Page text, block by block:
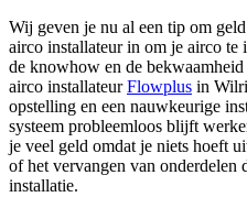
Wij geven je nu al een tip om
airco installateur in om je airco te
de knowhow en de
airco installateurFlowplus in
opstelling en een nauwkeurige
systeem probleemloos blijft
je veel geld omdat je niets hoeft
of het vervangen van onderdelen
installatie.